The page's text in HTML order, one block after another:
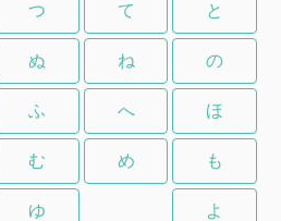
つ て と
ぬ ね の
ふ へ ほ
む め も
ゆ よ